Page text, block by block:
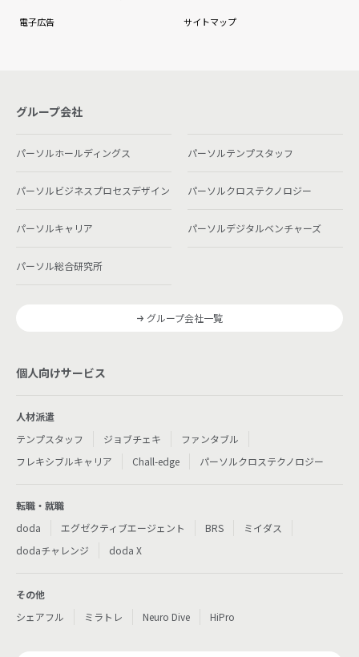
電子広告 サイトマップ
グループ会社
パーソルホールディングス パーソルテンプスタッフ
パーソルビジネスプロセスデザイン パーソルクロステクノロジー
パーソルキャリア パーソルデジタルベンチャーズ
パーソル総合研究所
グループ会社一覧
個人向けサービス
人材派遣
テンプスタッフ
ジョブチェキ
ファンタブル
フレキシブルキャリア
Chall-edge パーソルクロステクノロジー
転職・就職
doda
エグゼクティブエージェント BRS
ミイダス
dodaチャレンジ
doda X
その他
シェアフル
ミラトレ Neuro Dive HiPro